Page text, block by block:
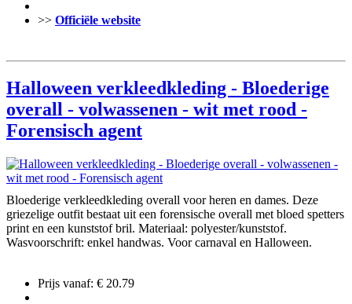
>> Officiële website
Halloween verkleedkleding - Bloederige
overall - volwassenen - wit met rood -
Forensisch agent
Bloederige verkleedkleding overall voor heren en dames. Deze
griezelige outfit bestaat uit een forensische overall met bloed spetters
print en een kunststof bril. Materiaal: polyester/kunststof.
Wasvoorschrift: enkel handwas. Voor carnaval en Halloween.
Prijs vanaf: € 20.79